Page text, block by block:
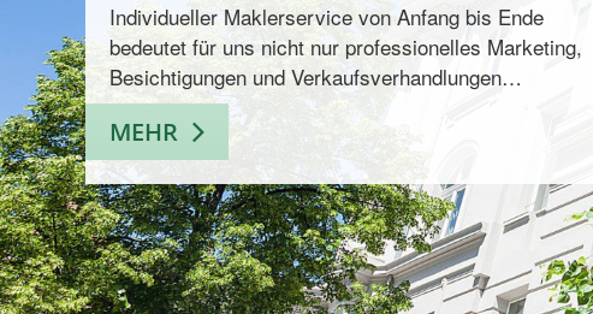
Individueller Maklerservice von Anfang bis Ende
bedeutet für uns nicht nur professionelles Marketing,
Besichtigungen und Verkaufsverhandlungen…
MEHR